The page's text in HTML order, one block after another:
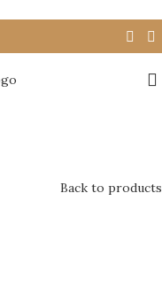
Back to products